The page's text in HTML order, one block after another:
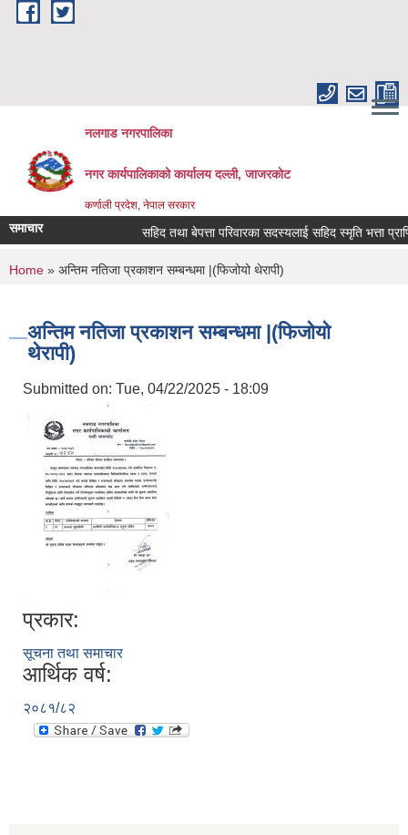
Skip to main content
नलगाड नगरपालिका
नगर कार्यपालिकाको कार्यालय दल्ली, जाजरकाेट
कर्णाली प्रदेश, नेपाल सरकार
समाचार सहिद तथा बेपत्ता परिवारका सदस्यलाई सहिद स्मृति भत्ता
You are here
Home » अन्तिम नतिजा प्रकाशन सम्बन्धमा |(फिजोयो थेरापी)
अन्तिम नतिजा प्रकाशन सम्बन्धमा |(फिजोयो
थेरापी)
Submitted on: Tue, 04/22/2025 - 18:09
प्रकार:
सूचना तथा समाचार
आर्थिक वर्ष:
२०८१/८२